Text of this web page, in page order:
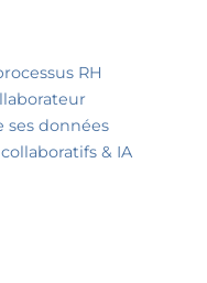
RH
ses données
& IA